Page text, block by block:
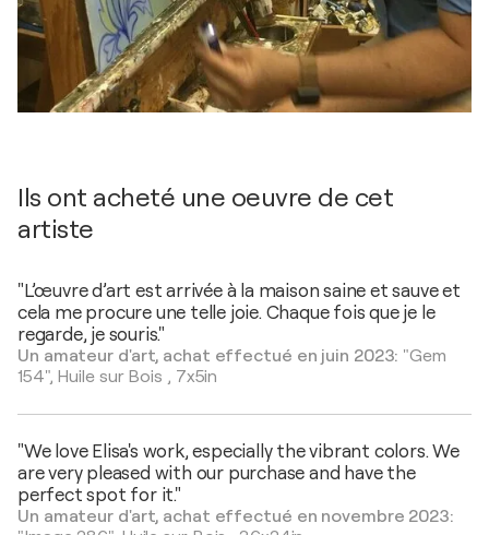
Ils ont acheté une oeuvre de cet
artiste
"L’œuvre d’art est arrivée à la maison saine et sauve et
cela me procure une telle joie. Chaque fois que je le
regarde, je souris."
Un amateur d'art, achat effectué en juin 2023: "Gem
154", Huile sur Bois , 7x5in
"We love Elisa's work, especially the vibrant colors. We
are very pleased with our purchase and have the
perfect spot for it."
Un amateur d'art, achat effectué en novembre 2023: